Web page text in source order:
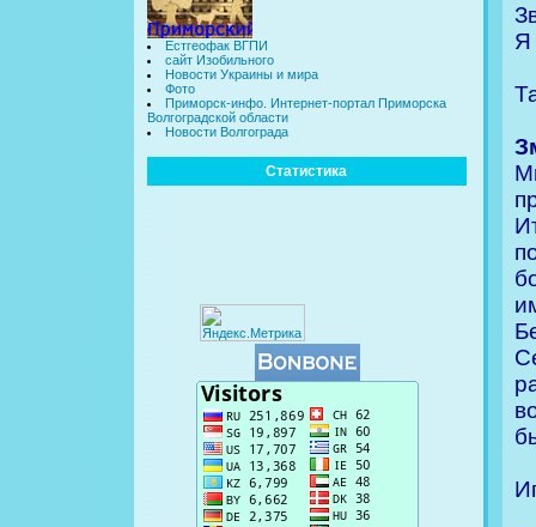
Естгеофак ВГПИ
сайт Изобильного
Новости Украины и мира
Фото
Приморск-инфо. Интернет-портал Приморска
Волгоградской области
Новости Волгограда
Статистика
Я